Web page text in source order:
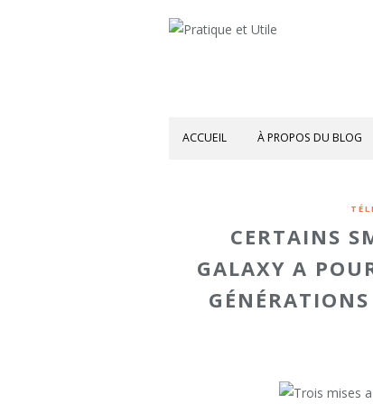
ACCUEIL À PROPOS DU BLOG
CERTAINS
GALAXY A